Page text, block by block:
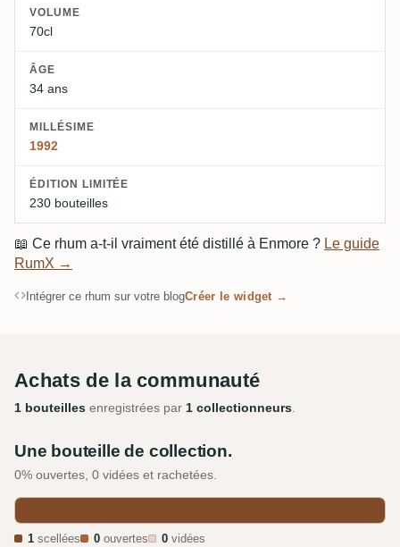
VOLUME
70cl
ÂGE
34 ans
MILLÉSIME
1992
ÉDITION LIMITÉE
230 bouteilles
📖 Ce rhum a-t-il vraiment été distillé à Enmore ? Le guide
RumX →
Intégrer ce rhum sur votre blogCréer le widget →
Achats de la communauté
1 bouteilles enregistrées par 1 collectionneurs.
Une bouteille de collection.
0% ouvertes, 0 vidées et rachetées.
1 scellées 0 ouvertes 0 vidées